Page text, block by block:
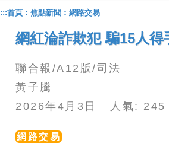
:::首頁 : 焦點新聞 : 網路交易
網紅淪詐欺犯 騙15人得
聯合報/A12版/司法
黃子騰
2026年4月3日 人氣:
網路交易